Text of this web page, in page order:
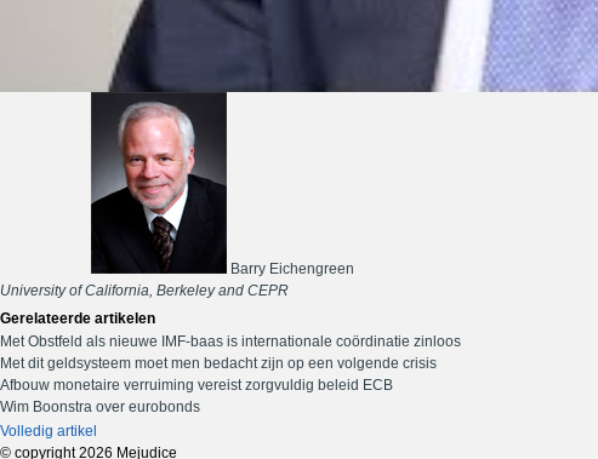
Barry Eichengreen
University of California, Berkeley and CEPR
Gerelateerde artikelen
Met Obstfeld als nieuwe IMF-baas is internationale coördinatie zinloos
Met dit geldsysteem moet men bedacht zijn op een volgende crisis
Afbouw monetaire verruiming vereist zorgvuldig beleid ECB
Wim Boonstra over eurobonds
Volledig artikel
© copyright 2026 Mejudice